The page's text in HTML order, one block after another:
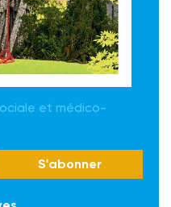
et médico-
S'abonner